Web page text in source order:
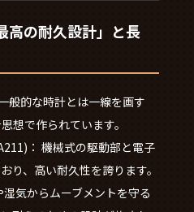
高の耐久設計」と長
般的な時計とは一線を画す
想で作られています。
： 機械式の駆動部と電子
り、高い耐久性を誇ります。
気からムーブメントを守る